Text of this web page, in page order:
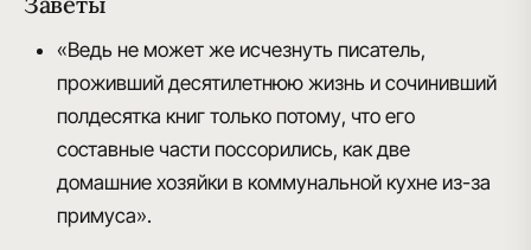
«Ведь не может же исчезнуть писатель,
проживший десятилетнюю жизнь и сочинивший
полдесятка книг только потому, что его
составные части поссорились, как две
домашние хозяйки в коммунальной кухне из-за
примуса».